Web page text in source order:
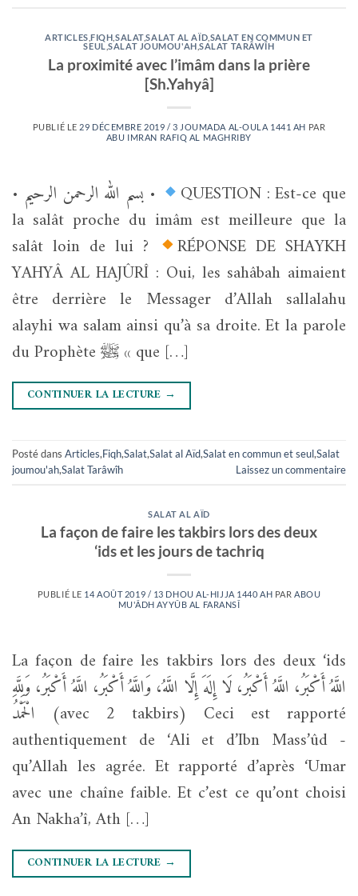
ARTICLES ,FIQH ,SALAT,SALAT AL AÏD SALAT EN COMMUN ET
SEUL ,SALAT JOUMOU'AH ,SALAT TARÂWÎH
La proximité avec l’imâm dans la prière
[Sh.Yahyâ]
PUBLIÉ LE 29 DÉCEMBRE 2019 / 3 JOUMADA AL-OULA 1441 AH PAR
ABU IMRAN RAFIQ AL MAGHRIBY
• بسم الله الرحمن الرحيم •
QUESTION : Est-ce que
la salât proche du imâm est meilleure que la
salât loin de lui ?
RÉPONSE DE SHAYKH
YAHYÂ AL HAJÛRÎ : Oui, les sahâbah aimaient
être derrière le Messager d’Allah sallalahu
alayhi wa salam ainsi qu’à sa droite. Et la parole
du Prophète ﷺ « que […]
CONTINUER LA LECTURE →
Posté dans Articles,Fiqh,Salat,Salat al Aïd,Salat en commun et seul,Salat
joumou'ah,Salat Tarâwîh Laissez un commentaire
SALAT AL AÏD
La façon de faire les takbirs lors des deux
‘ids et les jours de tachriq
PUBLIÉ LE 14 AOÛT 2019 / 13 DHOU AL-HIJJA 1440 AH PAR ABOU
MU'ÂDH AYYÛB AL FARANSÎ
La façon de faire les takbirs lors des deux ‘ids
اللَّهُ أَكْبَرُ، اللَّهُ أَكْبَرُ، لَا إِلَهَ إِلَّا اللَّهُ، وَاللَّهُ أَكْبَرُ، اللَّهُ أَكْبَرُ، وَلِلَّهِ
الْحَمْدُ (avec 2 takbirs) Ceci est rapporté
authentiquement de ‘Ali et d’Ibn Mass’ûd -
qu’Allah les agrée. Et rapporté d’après ‘Umar
avec une chaîne faible. Et c’est ce qu’ont choisi
An Nakha’î, Ath […]
CONTINUER LA LECTURE →